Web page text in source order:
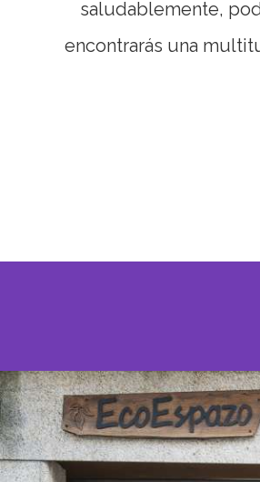
saludablemente,
encontrarás una